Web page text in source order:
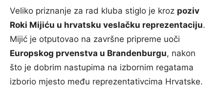
Veliko priznanje za rad kluba stiglo je kroz poziv
Roki Mijiću u hrvatsku veslačku reprezentaciju.
Mijić je otputovao na završne pripreme uoči
Europskog prvenstva u Brandenburgu, nakon
što je dobrim nastupima na izbornim regatama
izborio mjesto među reprezentativcima Hrvatske.